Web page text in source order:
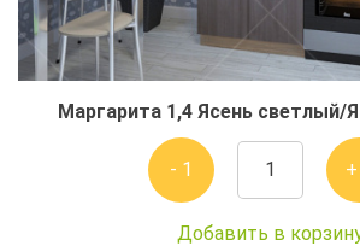
Маргарита 1,4 Ясень светлый/
- 1
Добавить в